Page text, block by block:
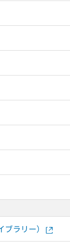
ラリー）